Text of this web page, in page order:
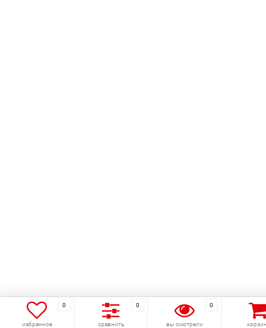
0
избранное
0
сравнить
0
вы смотрели